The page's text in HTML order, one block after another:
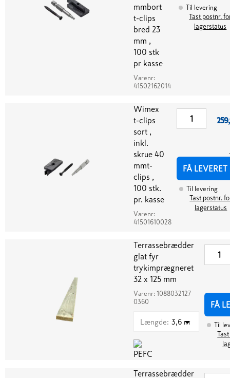
mmbort
t-clips
bred 23
mm ,
100 stk
pr kasse
Varenr:
41502162014
Til levering
Tast postnr.
lagerstatus
Wimex
t-clips
sort ,
inkl.
skrue 40
mmt-
clips ,
100 stk.
pr. kasse
Varenr:
41501610028
FÅ LEVERET
Til levering
Tast postnr.
lagerstatus
Terrassebrædder
glat fyr
trykimprægneret
32 x 125 mm
Varenr: 1088032127
0360
Længde: 3,6 m
FÅ
Til
Terrassebrædder